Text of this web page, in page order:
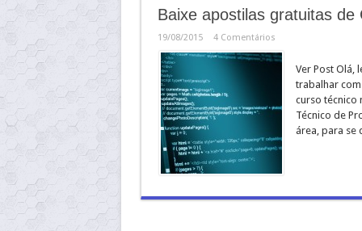
Baixe apostilas gratuitas
19/08/2015 4 Comentários
Ver Post Olá,
trabalhar
curso técnico
Técnico de
área, para se